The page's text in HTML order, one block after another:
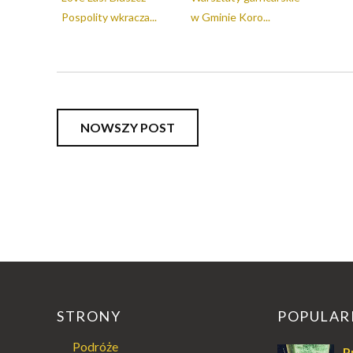
Pospolity wkracza...
w Gminie Koro...
NOWSZY POST
STRONY
Podróże